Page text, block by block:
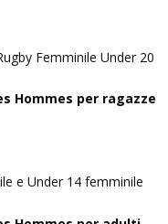
Femminile Under 20
Hommes per ragazze
e Under 14 femminile